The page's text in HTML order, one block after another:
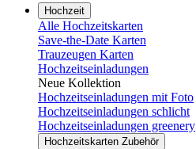
Hochzeit
Alle Hochzeitskarten
Save-the-Date Karten
Trauzeugen Karten
Hochzeitseinladungen
Neue Kollektion
Hochzeitseinladungen mit Foto
Hochzeitseinladungen schlicht
Hochzeitseinladungen greenery
Hochzeitskarten Zubehör